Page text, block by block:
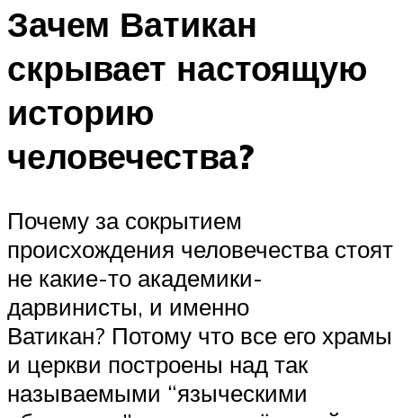
Зачем Ватикан
скрывает настоящую
историю
человечества?
Почему за сокрытием
происхождения человечества стоят
не какие-то академики-
дарвинисты, и именно
Ватикан? Потому что все его храмы
и церкви построены над так
называемыми “языческими